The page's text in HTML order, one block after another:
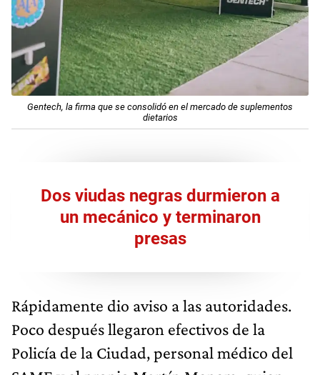
Gentech, la firma que se consolidó en el mercado de suplementos
dietarios
Dos viudas negras durmieron a
un mecánico y terminaron
presas
Rápidamente dio aviso a las autoridades.
Poco después llegaron efectivos de la
Policía de la Ciudad, personal médico del